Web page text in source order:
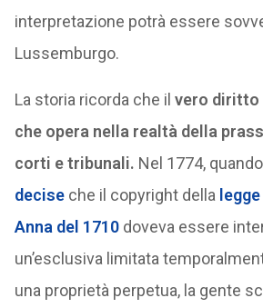
interpretazione potrà essere
Lussemburgo.
La storia ricorda che il vero diritto
che opera nella realtà della
corti e tribunali. Nel 1774,
deciseche il copyright della
Anna del 1710doveva essere
un’esclusiva limitata
una proprietà perpetua, la gente